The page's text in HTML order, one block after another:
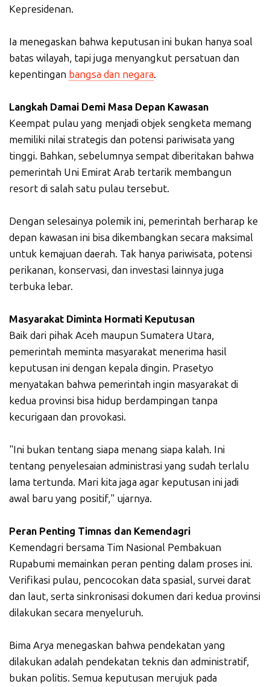
Kepresidenan.
Ia menegaskan bahwa keputusan ini bukan hanya soal
batas wilayah, tapi juga menyangkut persatuan dan
kepentingan bangsa dan negara.
Langkah Damai Demi Masa Depan Kawasan
Keempat pulau yang menjadi objek sengketa memang
memiliki nilai strategis dan potensi pariwisata yang
tinggi. Bahkan, sebelumnya sempat diberitakan bahwa
pemerintah Uni Emirat Arab tertarik membangun
resort di salah satu pulau tersebut.
Dengan selesainya polemik ini, pemerintah berharap ke
depan kawasan ini bisa dikembangkan secara maksimal
untuk kemajuan daerah. Tak hanya pariwisata, potensi
perikanan, konservasi, dan investasi lainnya juga
terbuka lebar.
Masyarakat Diminta Hormati Keputusan
Baik dari pihak Aceh maupun Sumatera Utara,
pemerintah meminta masyarakat menerima hasil
keputusan ini dengan kepala dingin. Prasetyo
menyatakan bahwa pemerintah ingin masyarakat di
kedua provinsi bisa hidup berdampingan tanpa
kecurigaan dan provokasi.
"Ini bukan tentang siapa menang siapa kalah. Ini
tentang penyelesaian administrasi yang sudah terlalu
lama tertunda. Mari kita jaga agar keputusan ini jadi
awal baru yang positif," ujarnya.
Peran Penting Timnas dan Kemendagri
Kemendagri bersama Tim Nasional Pembakuan
Rupabumi memainkan peran penting dalam proses ini.
Verifikasi pulau, pencocokan data spasial, survei darat
dan laut, serta sinkronisasi dokumen dari kedua provinsi
dilakukan secara menyeluruh.
Bima Arya menegaskan bahwa pendekatan yang
dilakukan adalah pendekatan teknis dan administratif,
bukan politis. Semua keputusan merujuk pada